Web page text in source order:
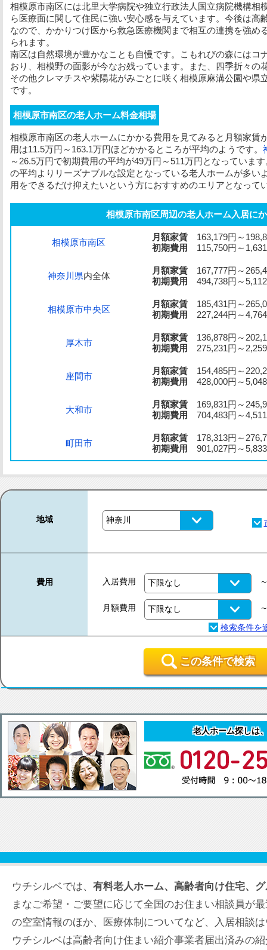
相模原市南区には北里大学病院や独立行政法人国立病院機構相
ら医療面に関して住民に強い安心感を与えています。今後は高
なので、かかりつけ医から救急医療機関まで相互の連携を強め
られます。
南区は自然環境が豊かなことも自慢です。こもれびの森にはコ
おり、相模野の面影が今なお残っています。また、四季折々の
その他クレマチスや紫陽花がみごとに咲く相模原麻溝公園や県
です。
相模原市南区の老人ホーム料金相場
相模原市南区の老人ホームにかかる費用を見てみると 月額家賃
用は11.5万円～163.1万円ほどかかるところが平均のようです。
～26.5万円で初期費用の平均が49万円～511万円となっています
の平均よりリーズナブルな設定となっている老人ホームが多い
用をできるだけ抑えたいという方におすすめのエリアとなって
相模原市南区周辺の老人ホーム入居に
相模原市南区
月額家賃 163,179円～
初期費用
115,750円～
神奈川県内全体
月額家賃 167,777円～
初期費用
494,738円～
相模原市中央区
月額家賃 185,431円～
初期費用
227,244円～
厚木市
月額家賃 136,878円～
初期費用
275,231円～
座間市
月額家賃 154,485円～
初期費用
428,000円～
大和市
月額家賃 169,831円～
初期費用
704,483円～
町田市
月額家賃 178,313円～
初期費用
901,027円～
地域
費用 入居費用
月額費用
この条件で検索
老人ホーム探しは
ウチシルベでは、 有料老人ホーム、高齢者向け住宅、
まなご希望・ご要望に応じて全国のお住まい相談員が
の空室情報のほか、医療体制についてなど、入居相談
ウチシルベは高齢者向け住まい紹介事業者届出済みの